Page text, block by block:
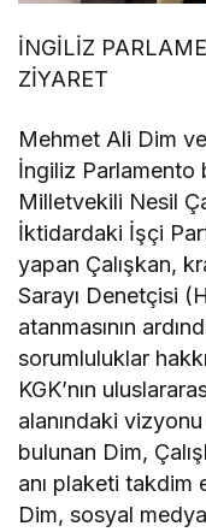
İNGİLİZ
ZİYARET
Mehmet Ali Dim
İngiliz Parlamento
Milletvekili Nesil
İktidardaki İşçi
yapan Çalışkan,
Sarayı Denetçisi
atanmasının
sorumluluklar
KGK’nın
alanındaki
bulunan Dim,
anı plaketi takdim
Dim, sosyal